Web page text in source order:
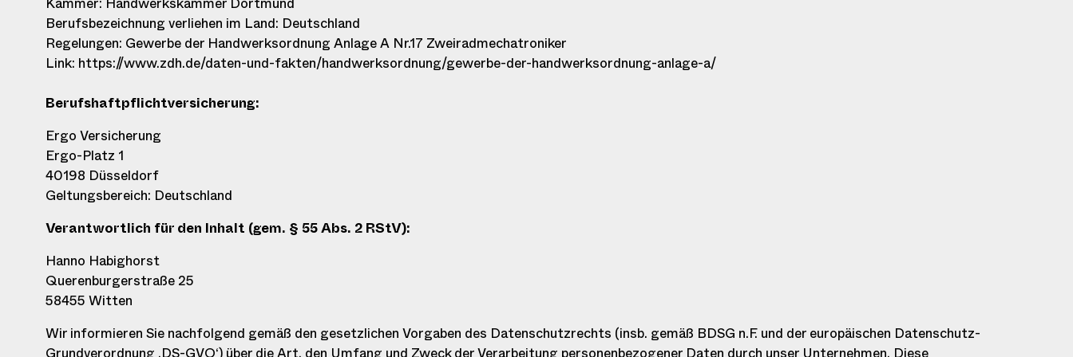
Kammer: Handwerkskammer Dortmund
Berufsbezeichnung verliehen im Land: Deutschland
Regelungen: Gewerbe der Handwerksordnung Anlage A Nr.17 Zweiradmechatroniker
Link: https://www.zdh.de/daten-und-fakten/handwerksordnung/gewerbe-der-handwerksordnung-anlage-a/
Berufshaftpflichtversicherung:
Ergo Versicherung
Ergo-Platz 1
40198 Düsseldorf
Geltungsbereich: Deutschland
Verantwortlich für den Inhalt (gem. § 55 Abs. 2 RStV):
Hanno Habighorst
Querenburgerstraße 25
58455 Witten
Wir informieren Sie nachfolgend gemäß den gesetzlichen Vorgaben des Datenschutzrechts (insb. gemäß BDSG n.F. und der europäischen Datenschutz-
Grundverordnung ‚DS-GVO‘) über die Art, den Umfang und Zweck der Verarbeitung personenbezogener Daten durch unser Unternehmen. Diese